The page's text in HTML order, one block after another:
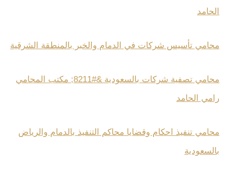
الحامد
محامي تأسيس شركات في الدمام والخبر بالمنطقة الشرقية
محامي تصفية شركات بالسعودية &#8211; مكتب المحامي
رامي الحامد
محامي تنفيذ احكام وقضايا محاكم التنفيذ بالدمام والرياض
بالسعودية